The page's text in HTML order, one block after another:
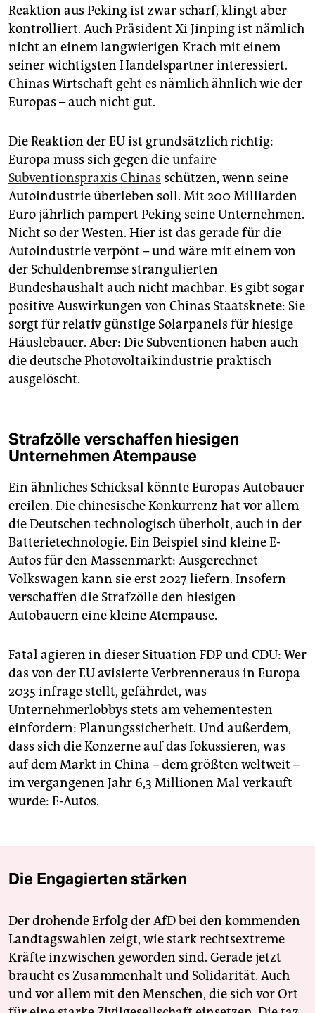
Reaktion aus Peking ist zwar scharf, klingt aber
kontrolliert. Auch Präsident Xi Jinping ist nämlich
nicht an einem langwierigen Krach mit einem
seiner wichtigsten Handelspartner interessiert.
Chinas Wirtschaft geht es nämlich ähnlich wie der
Europas – auch nicht gut.
Die Reaktion der EU ist grundsätzlich richtig:
Europa muss sich gegen dieunfaire
Subventionspraxis Chinas schützen, wenn seine
Autoindustrie überleben soll. Mit 200 Milliarden
Euro jährlich pampert Peking seine Unternehmen.
Nicht so der Westen. Hier ist das gerade für die
Autoindustrie verpönt – und wäre mit einem von
der Schuldenbremse strangulierten
Bundeshaushalt auch nicht machbar. Es gibt sogar
positive Auswirkungen von Chinas Staatsknete: Sie
sorgt für relativ günstige Solarpanels für hiesige
Häuslebauer. Aber: Die Subventionen haben auch
die deutsche Photovoltaikindustrie praktisch
ausgelöscht.
Strafzölle verschaffen hiesigen
Unternehmen Atempause
Ein ähnliches Schicksal könnte Europas Autobauer
ereilen. Die chinesische Konkurrenz hat vor allem
die Deutschen technologisch überholt, auch in der
Batterietechnologie. Ein Beispiel sind kleine E-
Autos für den Massenmarkt: Ausgerechnet
Volkswagen kann sie erst 2027 liefern. Insofern
verschaffen die Strafzölle den hiesigen
Autobauern eine kleine Atempause.
Fatal agieren in dieser Situation FDP und CDU: Wer
das von der EU avisierte Verbrenner­aus in Europa
2035 infrage stellt, gefährdet, was
Unternehmerlobbys stets am vehementesten
einfordern: Planungssicherheit. Und außerdem,
dass sich die Konzerne auf das fokussieren, was
auf dem Markt in China – dem größten weltweit –
im vergangenen Jahr 6,3 Millionen Mal verkauft
wurde: E-Autos.
Die Engagierten stärken
Der drohende Erfolg der AfD bei den kommenden
Landtagswahlen zeigt, wie stark rechtsextreme
Kräfte inzwischen geworden sind. Gerade jetzt
braucht es Zusammenhalt und Solidarität. Auch
und vor allem mit den Menschen, die sich vor Ort